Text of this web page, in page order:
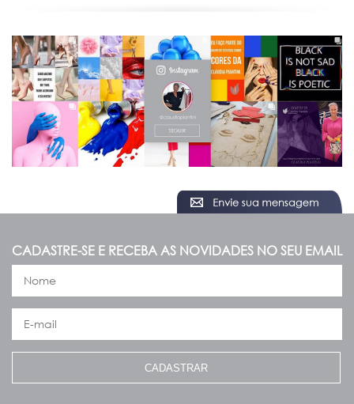
CADASTRE-SE E RECEBA AS NOVIDADES NO SEU EMAIL
CADASTRAR